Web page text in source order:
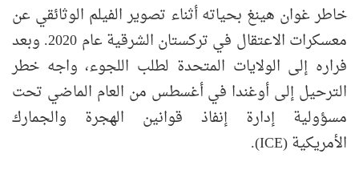
خاطر غوان هينغ بحياته أثناء تصوير الفيلم الوثائقي عن
معسكرات الاعتقال في تركستان الشرقية عام 2020. وبعد
فراره إلى الولايات المتحدة لطلب اللجوء، واجه خطر
الترحيل إلى أوغندا في أغسطس من العام الماضي تحت
مسؤولية إدارة إنفاذ قوانين الهجرة والجمارك
الأمريكية (ICE).